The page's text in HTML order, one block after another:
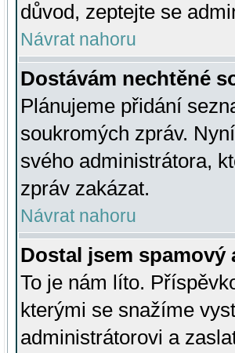
důvod, zeptejte se
Návrat nahoru
Dostávám nechtěné
Plánujeme přidání
soukromých zpráv.
svého administrátora,
zpráv zakázat.
Návrat nahoru
Dostal jsem
To je nám líto.
kterými se snažíme
administrátorovi a